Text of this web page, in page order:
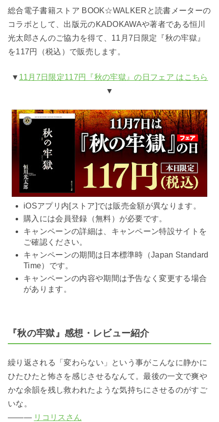
総合電子書籍ストア BOOK☆WALKERと読書メーターの
コラボとして、出版元のKADOKAWAや著者である恒川
光太郎さんのご協⼒を得て、11月7日限定『秋の牢獄』
を117円（税込）で販売します。
▼ 11月7日限定117円『秋の牢獄』の日フェア はこちら
▼
iOSアプリ内[ストア]では販売金額が異なります。
購入には会員登録（無料）が必要です。
キャンペーンの詳細は、キャンペーン特設サイトを
ご確認ください。
キャンペーンの期間は日本標準時（Japan Standard
Time）です。
キャンペーンの内容や期間は予告なく変更する場合
があります。
『秋の牢獄』感想・レビュー紹介
繰り返される「変わらない」という事がこんなに静かに
ひたひたと怖さを感じさせるなんて。最後の一文で爽や
かな余韻を残し救われたような気持ちにさせるのがすご
いな。
――― リコリスさん